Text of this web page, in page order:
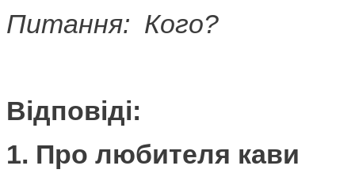
Питання: Кого?
Відповіді:
1. Про любителя кави